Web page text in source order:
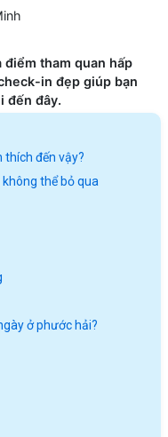
điểm tham quan hấp
in đẹp giúp bạn
đến đây.
thích đến vậy?
thể bỏ qua
ở phước hải?